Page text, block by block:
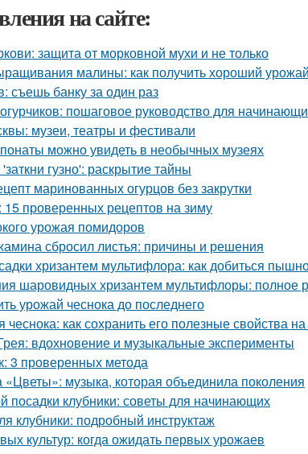
на сайте:
защита от морковной мухи и не только
малины: как получить хороший урожай
съешь банку за один раз
пошаговое руководство для
музеи, театры и фестивали
можно увидеть в необычных музеях
гузно': раскрытие тайны
маринованных огурцов без закрутки
проверенных рецептов на зиму
урожая помидоров
сбросил листья: причины и решения
хризантем мультифлора: как добиться
шаровидных хризантем мультифлоры: полное
урожай чеснока до последнего
как сохранить его полезные свойства
вдохновение и музыкальные эксперименты
3 проверенных метода
музыка, которая объединила поколения
посадки клубники: советы для начинающих
клубники: подробный инструктаж
культур: когда ожидать первых урожаев